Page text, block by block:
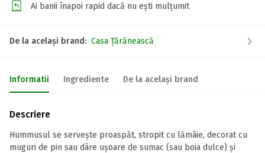
Ai banii înapoi rapid dacă nu ești mulțumit
De la același brand: Casa Țărănească
Informatii Ingrediente De la același brand
Descriere
Hummusul se serveşte proaspăt, stropit cu lămâie, decorat cu
muguri de pin sau dâre uşoare de sumac (sau boia dulce) şi